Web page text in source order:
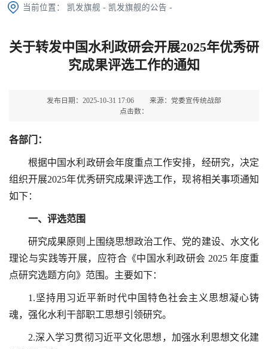
当前位置： 凯发旗舰 - 凯发旗舰的公告 -
关于转发中国水利政研会开展2025年优秀研
究成果评选工作的通知
发布日期：2025-10-31 17:06
来源：党委宣传统战部
点击数：
各部门：
根据中国水利政研会年度重点工作安排，经研究，决定
组织开展2025年优秀研究成果评选工作，现将相关事项通知
如下：
一、评选范围
研究成果原则上围绕思想政治工作、党的建设、水文化
理论与实践等开展，应符合《中国水利政研会 2025 年度重
点研究选题方向》范围。主要如下：
1.坚持用习近平新时代中国特色社会主义思想凝心铸
魂，强化水利干部职工思想引领研究。
2.深入学习贯彻习近平文化思想，加强水利思想文化建